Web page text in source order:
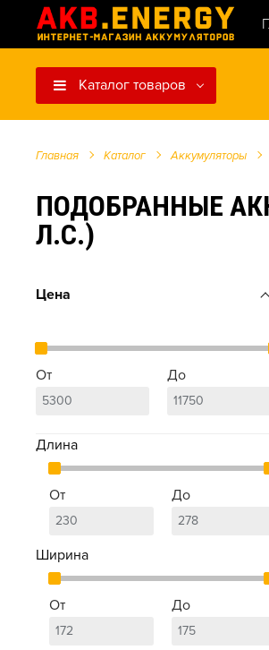
Каталог товаров
Главная Каталог Аккумуляторы
ПОДОБРАННЫЕ
Л.С.)
Цена
От До
Длина
От До
Ширина
От До